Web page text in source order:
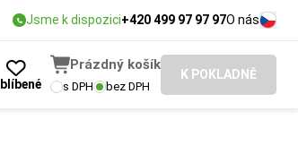
Jsme k dispozici+420 499 97 97 97O nás
Prázdný košík
s DPH bez DPH
K POKLADNĚ